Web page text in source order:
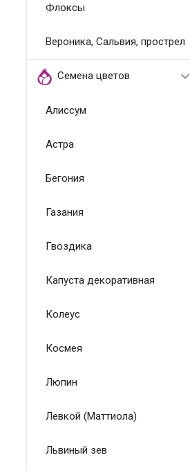
Флоксы
Вероника, Сальвия, прострел
Семена цветов 
Алиссум
Астра
Бегония
Газания
Гвоздика
Капуста декоративная
Колеус
Космея
Люпин
Левкой (Маттиола)
Львиный зев